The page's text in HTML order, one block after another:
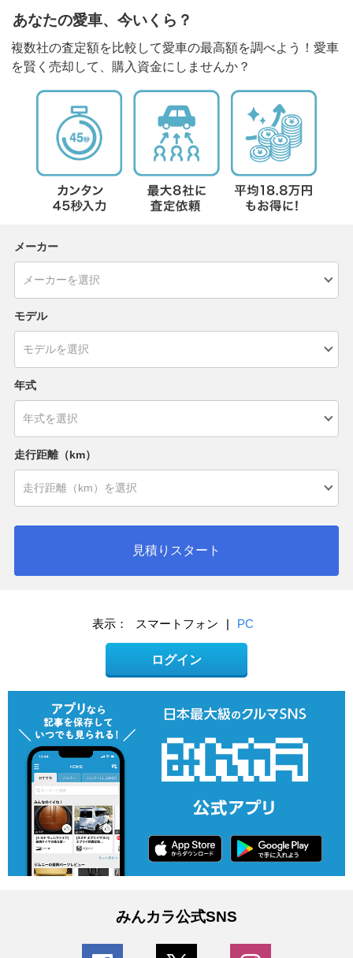
あなたの愛車、今いくら？
複数社の査定額を比較して愛車の最高額を調べよう！愛車
を賢く売却して、購入資金にしませんか？
メーカー
モデル
年式
走行距離（km）
見積りスタート
表示： スマートフォン | PC
ログイン
みんカラ公式SNS